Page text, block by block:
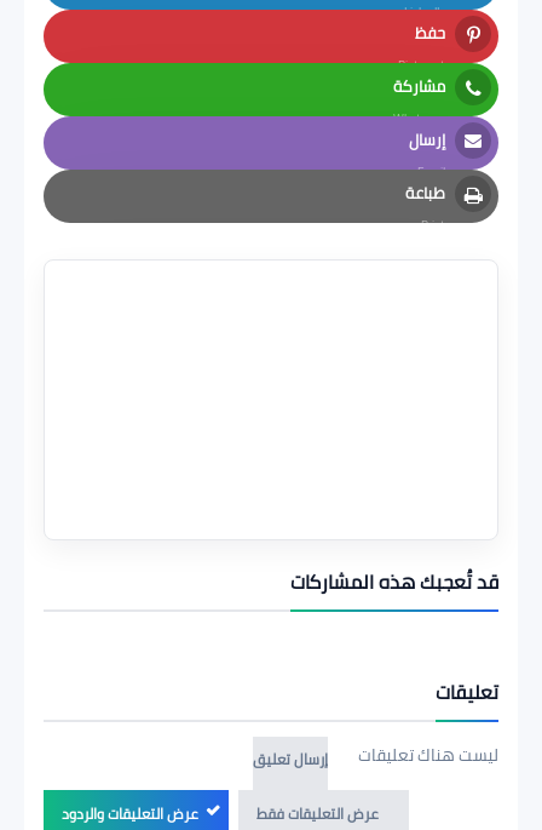
LinkedIn
حفظ
Pinterest
مشاركة
Whatsapp
إرسال
Email
طباعة
Print
قد تُعجبك هذه المشاركات
تعليقات
ليست هناك تعليقات
إرسال تعليق
عرض التعليقات فقط
عرض التعليقات والردود